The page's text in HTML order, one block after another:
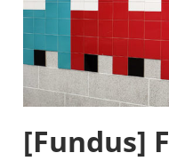
[Fundus]